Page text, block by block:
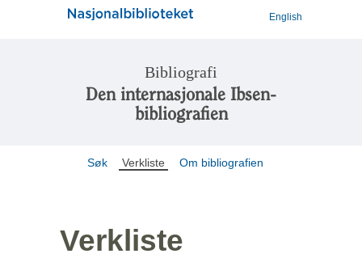
English
Bibliografi
Den internasjonale Ibsen-
bibliografien
Søk Verkliste Om bibliografien
Verkliste